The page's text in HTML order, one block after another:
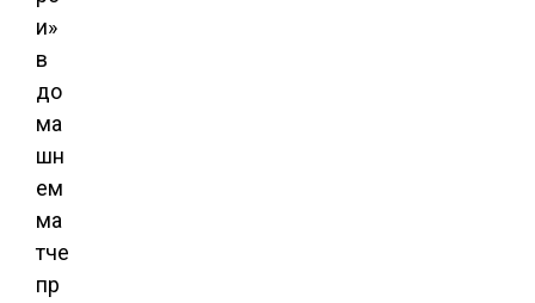
и»
в
до
ма
шн
ем
ма
тче
пр